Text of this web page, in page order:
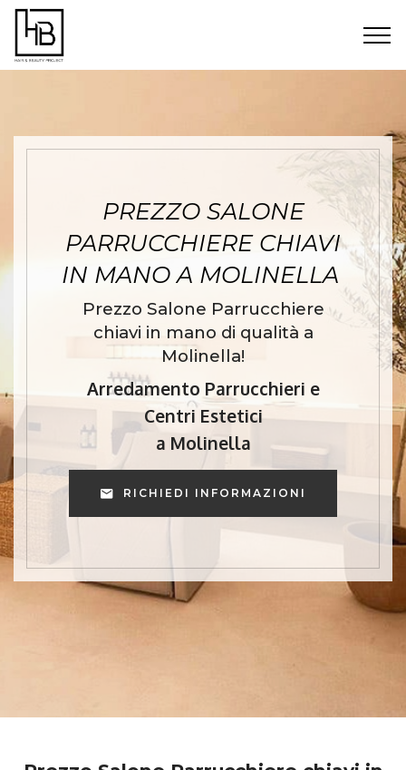
PREZZO SALONE
PARRUCCHIERE CHIAVI
IN MANO A MOLINELLA
Prezzo Salone Parrucchiere
chiavi in mano di qualità a
Molinella!
Arredamento Parrucchieri e
Centri Estetici
a Molinella
RICHIEDI INFORMAZIONI